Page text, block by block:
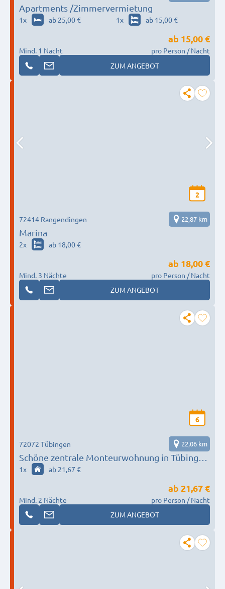
Apartments /Zimmervermietung
1x ab 25,00 € 1x ab 15,00 €
Mind. 1 Nacht
ab 15,00 €
pro Person / Nacht
ZUM ANGEBOT
2
Marina
72414 Rangendingen 22,87 km
2x ab 18,00 €
Mind. 3 Nächte
ab 18,00 €
pro Person / Nacht
ZUM ANGEBOT
6
Schöne zentrale Monteurwohnung in Tübingen
für bis zu 6 Personen
72072 Tübingen 22,06 km
1x ab 21,67 €
Mind. 2 Nächte
ab 21,67 €
pro Person / Nacht
ZUM ANGEBOT